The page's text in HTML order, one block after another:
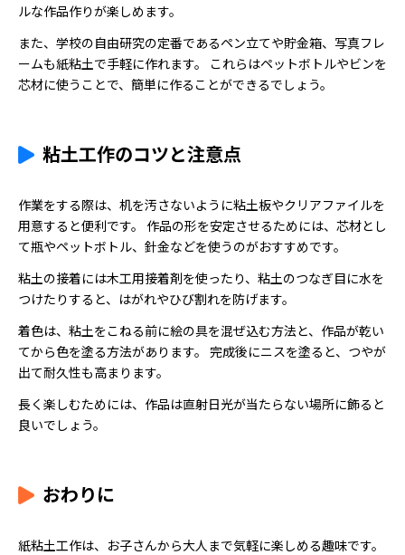
ルな作品作りが楽しめます。
また、学校の自由研究の定番であるペン立てや貯金箱、写真フレ
ームも紙粘土で手軽に作れます。 これらはペットボトルやビンを
芯材に使うことで、簡単に作ることができるでしょう。
粘土工作のコツと注意点
作業をする際は、机を汚さないように粘土板やクリアファイルを
用意すると便利です。 作品の形を安定させるためには、芯材とし
て瓶やペットボトル、針金などを使うのがおすすめです。
粘土の接着には木工用接着剤を使ったり、粘土のつなぎ目に水を
つけたりすると、はがれやひび割れを防げます。
着色は、粘土をこねる前に絵の具を混ぜ込む方法と、作品が乾い
てから色を塗る方法があります。 完成後にニスを塗ると、つやが
出て耐久性も高まります。
長く楽しむためには、作品は直射日光が当たらない場所に飾ると
良いでしょう。
おわりに
紙粘土工作は、お子さんから大人まで気軽に楽しめる趣味です。